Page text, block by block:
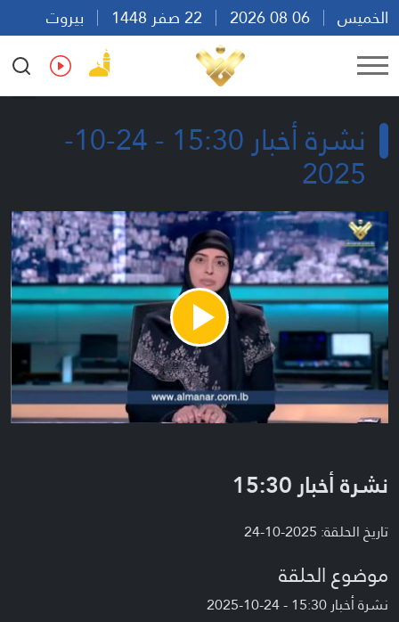
الخميس
بيروت
18:10
Ar En Fr Es
نشرة أخبار 15:30 - 24-10-
2025
Play
Video
نشرة أخبار 15:30
تاريخ الحلقة: 2025-10-24
موضوع الحلقة
نشرة أخبار 15:30 - 24-10-2025